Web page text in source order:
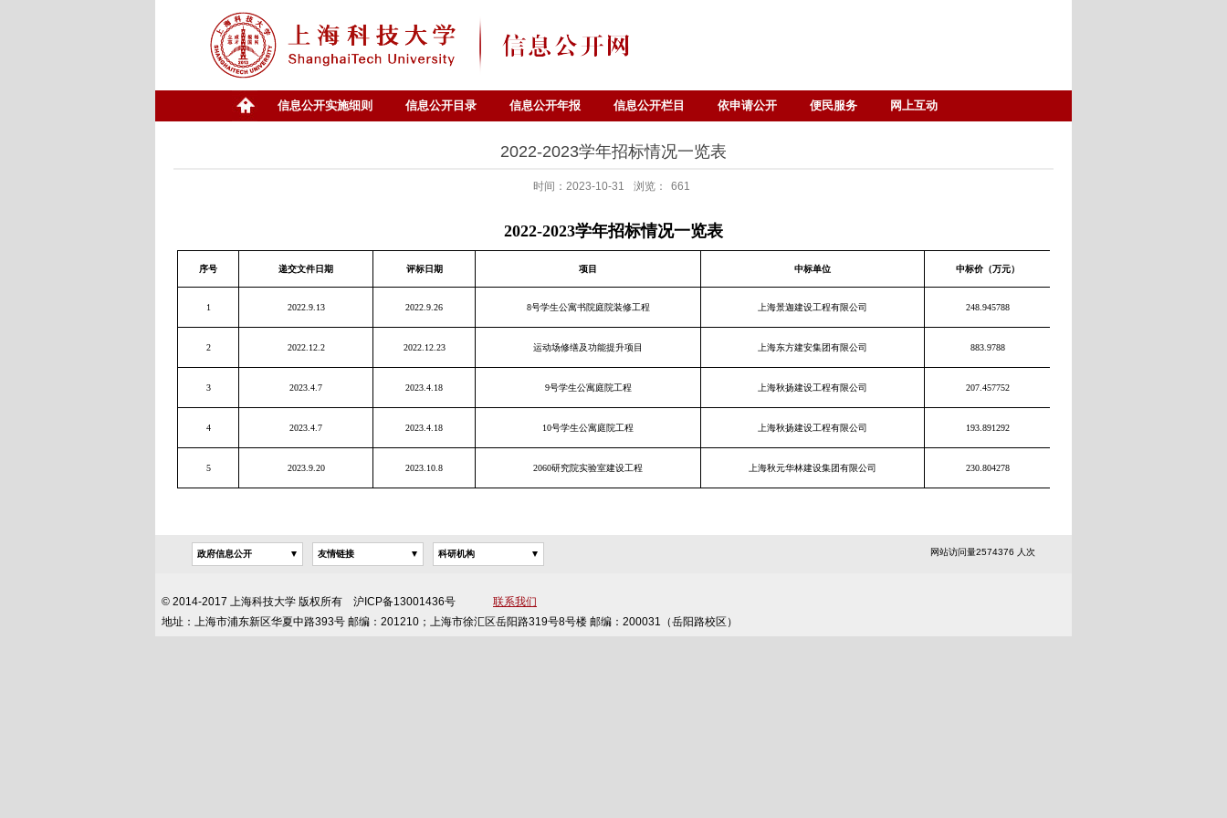
信息公开实施细则 信息公开目录 信息公开年报 信息公开栏目 依申请公开 便民服务 网上互动
2022-2023学年招标情况一览表
时间：2023-10-31 浏览： 661
2022-2023学年招标情况一览表
序号 递交文件日期 评标日期 项目 中标单位 中标价（万元）
1 2022.9.13 2022.9.26 8号学生公寓书院庭院装修工程 上海景迦建设工程有限公司 248.945788
2 2022.12.2 2022.12.23 运动场修缮及功能提升项目 上海东方建安集团有限公司 883.9788
3 2023.4.7 2023.4.18 9号学生公寓庭院工程 上海秋扬建设工程有限公司 207.457752
4 2023.4.7 2023.4.18 10号学生公寓庭院工程 上海秋扬建设工程有限公司 193.891292
5 2023.9.20 2023.10.8 2060研究院实验室建设工程 上海秋元华林建设集团有限公司 230.804278
政府信息公开 友情链接 科研机构 网站访问量2574376 人次
© 2014-2017 上海科技大学 版权所有 沪ICP备13001436号
联系我们
地址：上海市浦东新区华夏中路393号 邮编：201210；上海市徐汇区岳阳路319号8号楼 邮编：200031（岳阳路校区）